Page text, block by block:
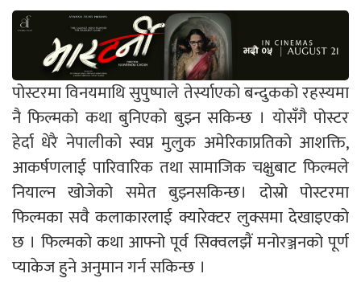
पोस्टरमा विनयमाथि सुपुष्पाले तेर्स्याएको बन्दुकको रहस्यमा
नै फिल्मको कथा बुनिएको बुझ्न सकिन्छ । योसँगै पोस्टर
हेर्दा धेरै नेपालीको स्वप्न मुलुक अमेरिकाप्रतिको आशक्ति,
आकर्षणलाई पारिवारिक तथा सामाजिक चक्षुबाट फिल्मले
नियाल्न खोजेको समेत बुझ्नसकिन्छ। दोस्रो पोस्टरमा
फिल्मका सवै कलाकारलाई क्यारेक्टर लुक्समा देखाइएको
छ । फिल्मको कथा आफ्नो पूर्व सिक्वलझैं मनोरञ्जनको पूर्ण
प्याकेज हुने अनुमान गर्न सकिन्छ ।